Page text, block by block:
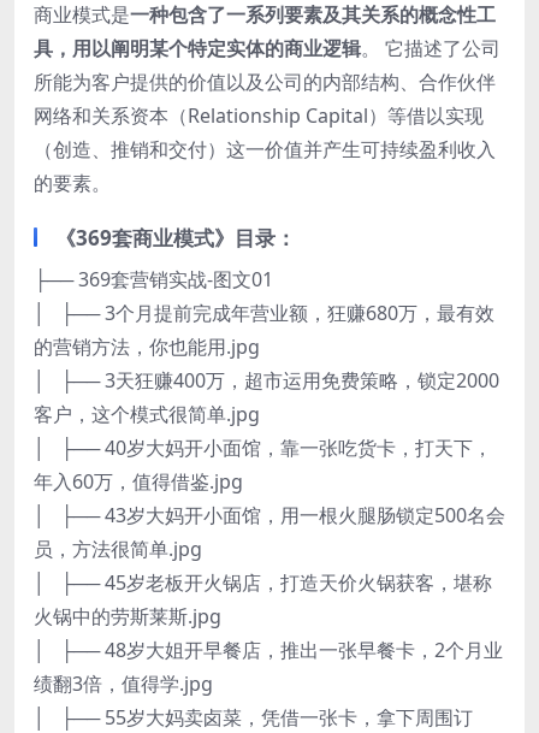
商业模式是一种包含了一系列要素及其关系的概念性工
具，用以阐明某个特定实体的商业逻辑。 它描述了公司
所能为客户提供的价值以及公司的内部结构、合作伙伴
网络和关系资本（Relationship Capital）等借以实现
（创造、推销和交付）这一价值并产生可持续盈利收入
的要素。
《369套商业模式》目录：
├── 369套营销实战-图文01
│ ├── 3个月提前完成年营业额，狂赚680万，最有效
的营销方法，你也能用.jpg
│ ├── 3天狂赚400万，超市运用免费策略，锁定2000
客户，这个模式很简单.jpg
│ ├── 40岁大妈开小面馆，靠一张吃货卡，打天下，
年入60万，值得借鉴.jpg
│ ├── 43岁大妈开小面馆，用一根火腿肠锁定500名会
员，方法很简单.jpg
│ ├── 45岁老板开火锅店，打造天价火锅获客，堪称
火锅中的劳斯莱斯.jpg
│ ├── 48岁大姐开早餐店，推出一张早餐卡，2个月业
绩翻3倍，值得学.jpg
│ ├── 55岁大妈卖卤菜，凭借一张卡，拿下周围订